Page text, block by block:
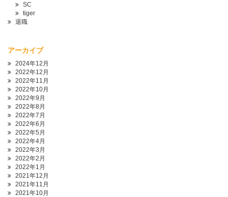
SC
tiger
退職
アーカイブ
2024年12月
2022年12月
2022年11月
2022年10月
2022年9月
2022年8月
2022年7月
2022年6月
2022年5月
2022年4月
2022年3月
2022年2月
2022年1月
2021年12月
2021年11月
2021年10月